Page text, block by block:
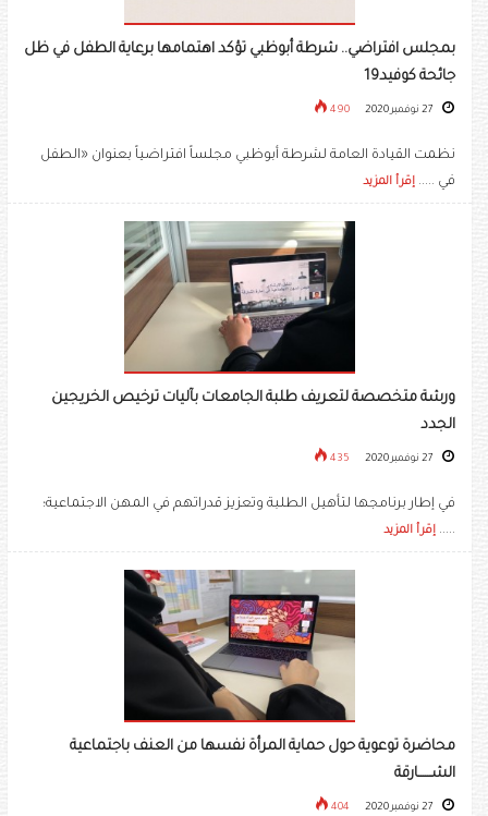
بمجلس افتراضي.. شرطة أبوظبي تؤكد اهتمامها برعاية الطفل في ظل
جائحة كوفيد19
490
نظمت القيادة العامة لشرطة أبوظبي مجلساً افتراضياً بعنوان «الطفل
في ..... إقرأ المزيد
ورشة متخصصة لتعريف طلبة الجامعات بآليات ترخيص الخريجين
الجدد
435
في إطار برنامجها لتأهيل الطلبة وتعزيز قدراتهم في المهن الاجتماعية؛
..... إقرأ المزيد
محاضرة توعوية حول حماية المرأة نفسها من العنف باجتماعية
الشــــــارقة
404